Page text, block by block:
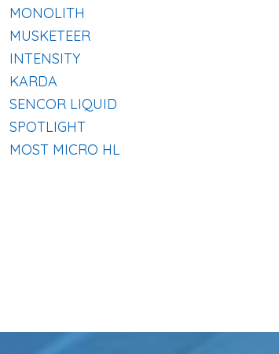
MONOLITH
MUSKETEER
INTENSITY
KARDA
SENCOR LIQUID
SPOTLIGHT
MOST MICRO HL